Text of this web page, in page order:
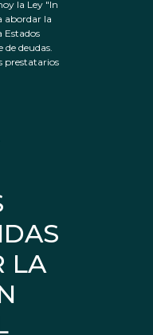
la Ley "In
abordar la
Estados
deudas.
prestatarios
LA